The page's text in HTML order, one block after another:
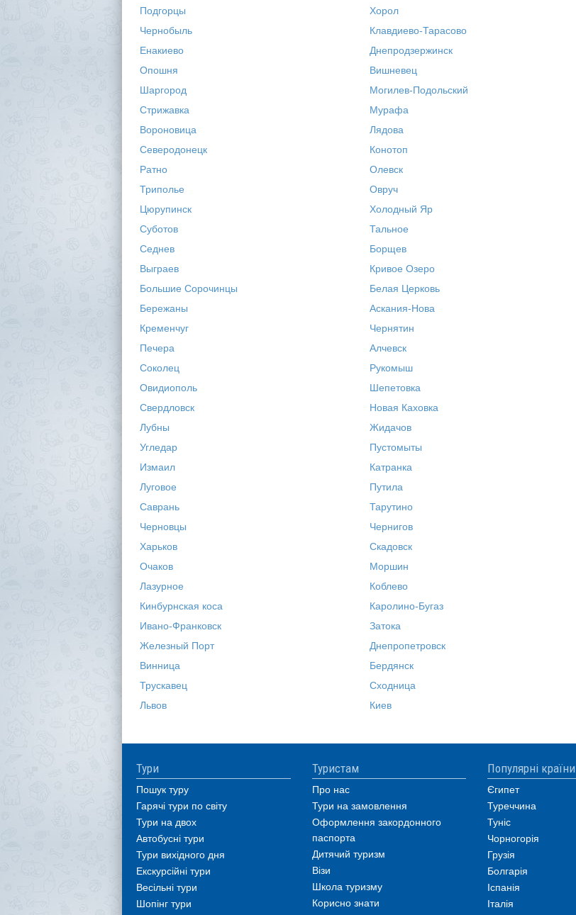
Подгорцы
Хорол
Чернобыль
Клавдиево-Тарасово
Енакиево
Днепродзержинск
Опошня
Вишневец
Шаргород
Могилев-Подольский
Стрижавка
Мурафа
Вороновица
Лядова
Северодонецк
Конотоп
Ратно
Олевск
Триполье
Овруч
Цюрупинск
Холодный Яр
Суботов
Тальное
Седнев
Борщев
Выграев
Кривое Озеро
Большие Сорочинцы
Белая Церковь
Бережаны
Аскания-Нова
Кременчуг
Чернятин
Печера
Алчевск
Соколец
Рукомыш
Овидиополь
Шепетовка
Свердловск
Новая Каховка
Лубны
Жидачов
Угледар
Пустомыты
Измаил
Катранка
Луговое
Путила
Саврань
Тарутино
Черновцы
Чернигов
Харьков
Скадовск
Очаков
Моршин
Лазурное
Коблево
Кинбурнская коса
Каролино-Бугаз
Ивано-Франковск
Затока
Железный Порт
Днепропетровск
Винница
Бердянск
Трускавец
Сходница
Львов
Киев
Тури
Пошук туру
Гарячі тури по світу
Тури на двох
Автобусні тури
Тури вихідного дня
Екскурсійні тури
Весільні тури
Шопінг тури
Туристам
Про нас
Тури на замовлення
Оформлення закордонного
паспорта
Дитячий туризм
Візи
Школа туризму
Корисно знати
Популярні країни
Єгипет
Туреччина
Туніс
Чорногорія
Грузія
Болгарія
Іспанія
Італія